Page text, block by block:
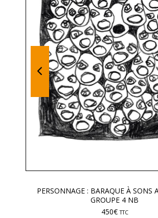
PERSONNAGE : BARAQUE À SONS
GROUPE 4 NB
450€ TTC